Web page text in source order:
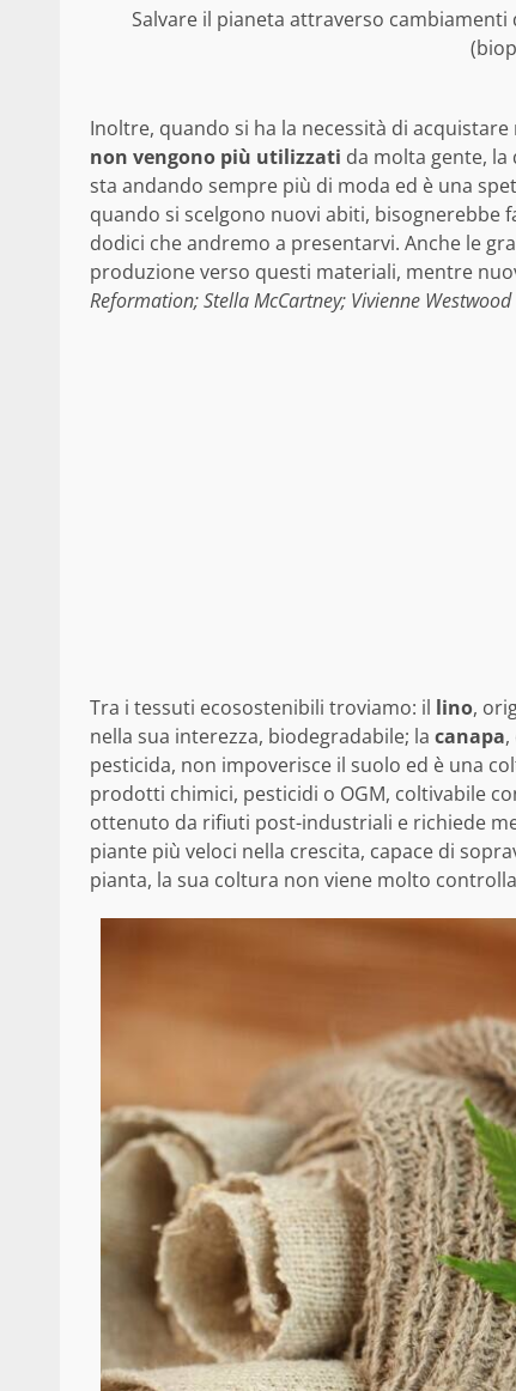
Salvare il pianeta attraverso
Inoltre, quando si ha la necessità di
non vengono più utilizzati da molta gente,
sta andando sempre più di moda ed è una
quando si scelgono nuovi abiti, bisognerebbe
dodici che andremo a presentarvi. Anche le
produzione verso questi materiali, mentre
Reformation; Stella McCartney; Vivienne Westwood
Tra i tessuti ecosostenibili troviamo: il lino,
nella sua interezza, biodegradabile; la canapa
pesticida, non impoverisce il suolo ed è una
prodotti chimici, pesticidi o OGM, coltivabile
ottenuto da rifiuti post-industriali e richiede
piante più veloci nella crescita, capace di
pianta, la sua coltura non viene molto